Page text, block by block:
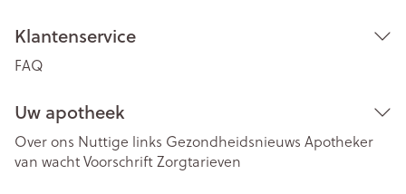
Klantenservice
FAQ
Uw apotheek
Over ons Nuttige links Gezondheidsnieuws Apotheker
van wachtVoorschriftZorgtarieven